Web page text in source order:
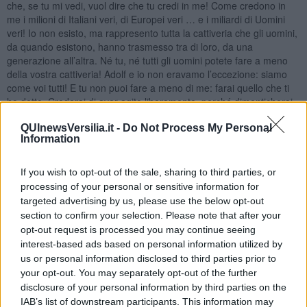
QUInewsVersilia.it - Do Not Process My Personal
Information
If you wish to opt-out of the sale, sharing to third parties, or
processing of your personal or sensitive information for
targeted advertising by us, please use the below opt-out
section to confirm your selection. Please note that after your
opt-out request is processed you may continue seeing
interest-based ads based on personal information utilized by
us or personal information disclosed to third parties prior to
your opt-out. You may separately opt-out of the further
disclosure of your personal information by third parties on the
IAB’s list of downstream participants. This information may
che, se tu mi vedi, vuol dire che tu credi in me! Come credono in
me i milioni di Italiani veri, di Europei veri … e i miliardi di Uomini
veri! Io non esisto, ma rappresento tutta la cattiveria che gli uomini,
da quando esistono, hanno trasmesso tra di loro, da una
generazione all’altra. Né tu, né tutti gli uomini potete fare a meno
della vostra cattiveria! Adolf e io non eravamo l’eccezione: siamo
come voi tutti! E tu non puoi fare a meno di me: farai quello che ti
ho detto. Crederai di aver agito liberamente, perché dimenticherai
quello che ti ho detto e lo metterai in pratica automaticamente.
Anche tu sei un burattino nelle mani del passato!
poco a poco l’effimera sua fiamma. Addio, addio. Ricordati, ricordati
di me.
(Svanisce)
GRU Ah, che schifo, che schifo!… E tu, mio cuore, reggi! E voi, mie
fibre, non cedete un sol attimo. Tenetemi… Ricordarmi di te,
povero spirito! Ma sì, finché avrà spazio la memoria, su questa
sfera di terra impazzita! Ricordarmi di te!… Cancellerò dalle pagine
della mia memoria tutti gli altri ricordi triti, frivoli, le parole dei libri, le
impressioni, le forme che su essa hanno stampato la giovinezza,